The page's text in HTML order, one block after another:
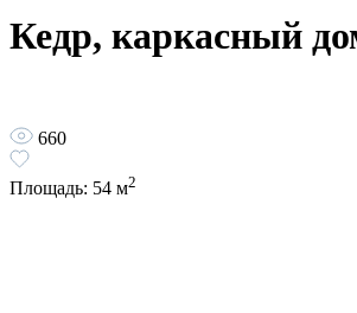
Кедр, каркасный
660
Площадь: 54 м2